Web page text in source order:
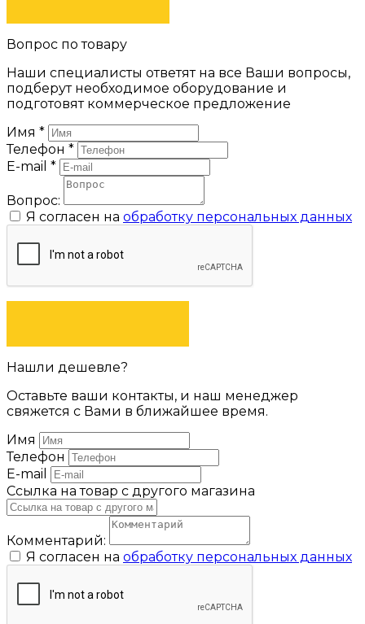
Вопрос по товару
Наши специалисты ответят на все Ваши вопросы,
подберут необходимое оборудование и
подготовят коммерческое предложение
Имя *
Телефон *
E-mail *
Вопрос:
Я согласен на обработку персональных данных
Нашли дешевле?
Оставьте ваши контакты, и наш менеджер
свяжется с Вами в ближайшее время.
Имя
Телефон
E-mail
Ссылка на товар с другого магазина
Комментарий:
Я согласен на обработку персональных данных